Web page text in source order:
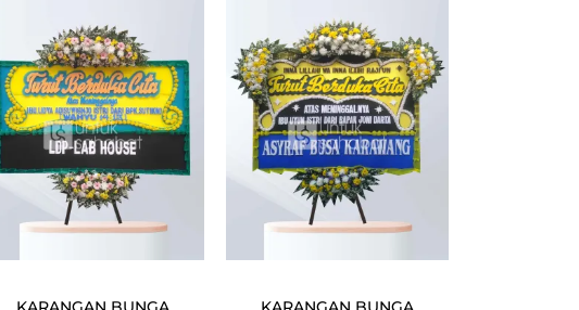
was:
Rp950.000.Rp925.000.